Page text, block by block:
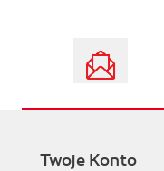
Twoje Konto